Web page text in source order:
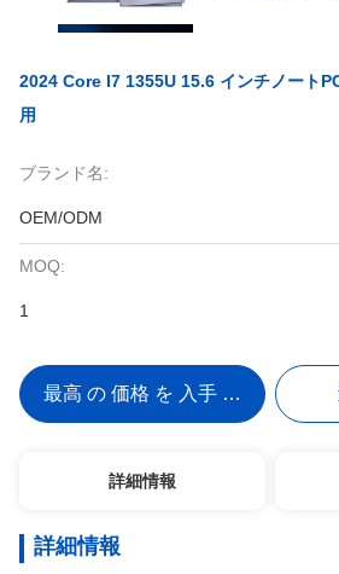
2024 Core I7 1355U 15.6 インチノート
用
ブランド名:
OEM/ODM
MOQ:
1
最高 の 価格 を 入手 する
詳細情報
詳細情報